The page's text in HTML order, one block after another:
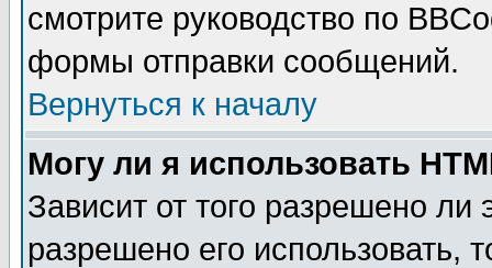
смотрите руководство по
формы отправки сообщений.
Вернуться к началу
Могу ли я использовать
Зависит от того разрешено
разрешено его использовать,